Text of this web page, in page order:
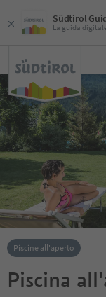
Südtirol
La guida
Piscine all'aperto
Piscina